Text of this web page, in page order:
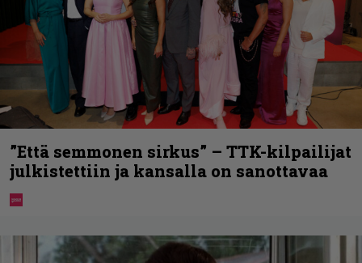
”Että semmonen sirkus” – TTK-kilpailijat
julkistettiin ja kansalla on sanottavaa